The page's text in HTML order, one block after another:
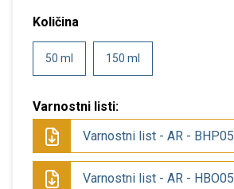
Količina
50 ml 150 ml
Varnostni listi:
Varnostni list - AR - BHP05
Varnostni list - AR - HBO05